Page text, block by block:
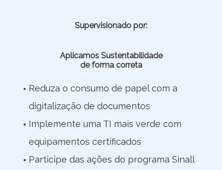
Supervisionado por:
Aplicamos Sustentabilidade
de forma correta
Reduza o consumo de papel com a
digitalização de documentos
Implemente uma TI mais verde com
equipamentos certificados
Participe das ações do programa Sinall